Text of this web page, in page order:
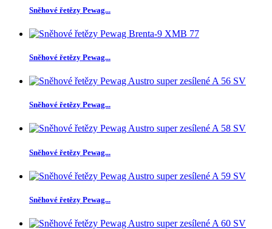
Sněhové řetězy Pewag...
Sněhové řetězy Pewag...
Sněhové řetězy Pewag...
Sněhové řetězy Pewag...
Sněhové řetězy Pewag...